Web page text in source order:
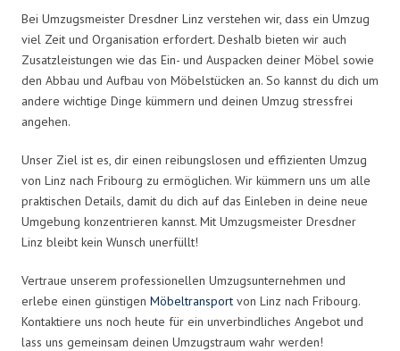
Bei Umzugsmeister Dresdner Linz verstehen wir, dass ein Umzug
viel Zeit und Organisation erfordert. Deshalb bieten wir auch
Zusatzleistungen wie das Ein- und Auspacken deiner Möbel sowie
den Abbau und Aufbau von Möbelstücken an. So kannst du dich um
andere wichtige Dinge kümmern und deinen Umzug stressfrei
angehen.
Unser Ziel ist es, dir einen reibungslosen und effizienten Umzug
von Linz nach Fribourg zu ermöglichen. Wir kümmern uns um alle
praktischen Details, damit du dich auf das Einleben in deine neue
Umgebung konzentrieren kannst. Mit Umzugsmeister Dresdner
Linz bleibt kein Wunsch unerfüllt!
Vertraue unserem professionellen Umzugsunternehmen und
erlebe einen günstigen Möbeltransport von Linz nach Fribourg.
Kontaktiere uns noch heute für ein unverbindliches Angebot und
lass uns gemeinsam deinen Umzugstraum wahr werden!